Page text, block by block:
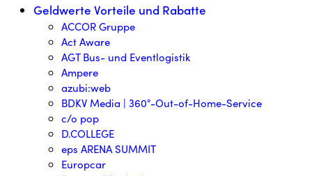
Geldwerte Vorteile und Rabatte
ACCOR Gruppe
Act Aware
AGT Bus- und Eventlogistik
Ampere
azubi:web
BDKV Media | 360°-Out-of-Home-Service
c/o pop
D.COLLEGE
eps ARENA SUMMIT
Europcar